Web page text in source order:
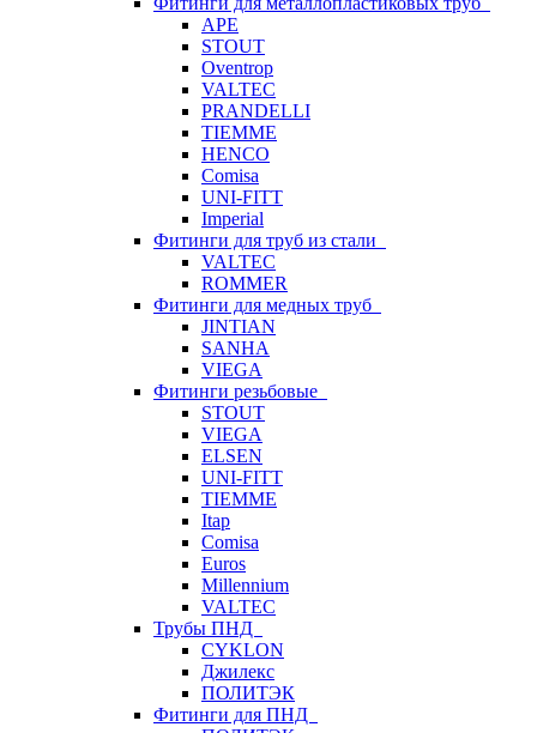
APE
STOUT
Oventrop
VALTEC
PRANDELLI
TIEMME
HENCO
Comisa
UNI-FITT
Imperial
Фитинги для труб из стали
VALTEC
ROMMER
Фитинги для медных труб
JINTIAN
SANHA
VIEGA
Фитинги резьбовые
STOUT
VIEGA
ELSEN
UNI-FITT
TIEMME
Itap
Comisa
Euros
Millennium
VALTEC
Трубы ПНД
CYKLON
Джилекс
ПОЛИТЭК
Фитинги для ПНД